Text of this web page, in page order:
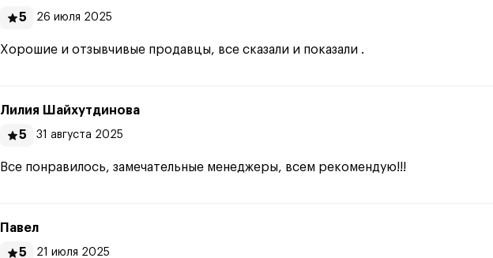
5
26 июля 2025
Хорошие и отзывчивые продавцы, все сказали и показали .
Лилия Шайхутдинова
5
31 августа 2025
Все понравилось, замечательные менеджеры, всем рекомендую!!!
Павел
5
21 июля 2025